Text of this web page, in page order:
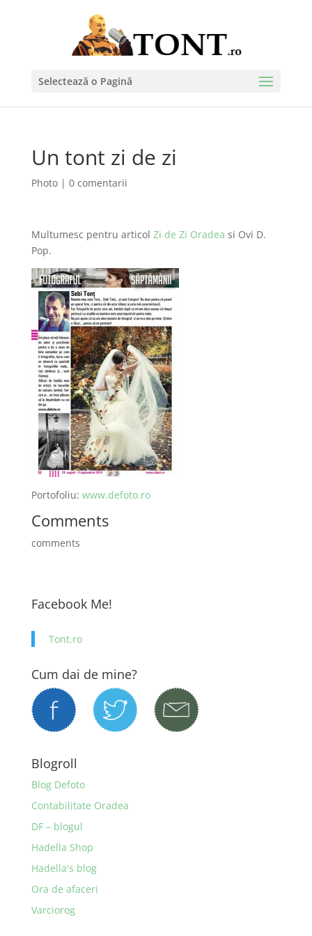
Selectează o Pagină
Un tont zi de zi
Photo| 0 comentarii
Multumesc pentru articol Zi de Zi Oradea si Ovi D.
Pop.
Portofoliu: www.defoto.ro
Comments
comments
Facebook Me!
Tont.ro
Cum dai de mine?
Blogroll
Blog Defoto
Contabilitate Oradea
DF – blogul
Hadella Shop
Hadella's blog
Ora de afaceri
Varciorog